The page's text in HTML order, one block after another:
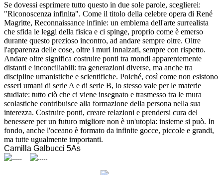
​Se dovessi esprimere tutto questo in due sole parole, sceglierei:
"Riconoscenza infinita". Come il titolo della celebre opera di René
Magritte, Reconnaissance infinie: un emblema dell'arte surrealista
che sfida le leggi della fisica e ci spinge, proprio come è emerso
durante questo prezioso incontro, ad andare sempre oltre. Oltre
l'apparenza delle cose, oltre i muri innalzati, sempre con rispetto.
Andare oltre significa costruire ponti tra mondi apparentemente
distanti e inconciliabili: tra generazioni diverse, ma anche tra
discipline umanistiche e scientifiche. Poiché, così come non esistono
esseri umani di serie A e di serie B, lo stesso vale per le materie
studiate: tutto ciò che ci viene insegnato e trasmesso tra le mura
scolastiche contribuisce alla formazione della persona nella sua
interezza. Costruire ponti, creare relazioni e prendersi cura del
benessere per un futuro migliore non è un'utopia: insieme si può. In
fondo, anche l'oceano è formato da infinite gocce, piccole e grandi,
ma tutte ugualmente importanti.
Camilla Galbucci 5As